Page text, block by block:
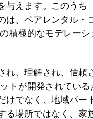
与えます。このうち
は、ペアレンタル・
積極的なモデレーシ
れ、理解され、信頼
トが開発されている
けでなく、地域パー
る場所ではなく、家